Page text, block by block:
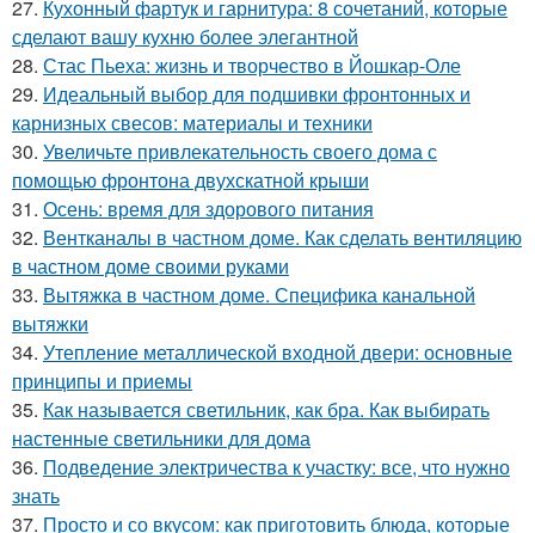
27. Кухонный фартук и гарнитура: 8 сочетаний, которые
сделают вашу кухню более элегантной
28. Стас Пьеха: жизнь и творчество в Йошкар-Оле
29. Идеальный выбор для подшивки фронтонных и
карнизных свесов: материалы и техники
30. Увеличьте привлекательность своего дома с
помощью фронтона двухскатной крыши
31. Осень: время для здорового питания
32. Вентканалы в частном доме. Как сделать вентиляцию
в частном доме своими руками
33. Вытяжка в частном доме. Специфика канальной
вытяжки
34. Утепление металлической входной двери: основные
принципы и приемы
35. Как называется светильник, как бра. Как выбирать
настенные светильники для дома
36. Подведение электричества к участку: все, что нужно
знать
37. Просто и со вкусом: как приготовить блюда, которые